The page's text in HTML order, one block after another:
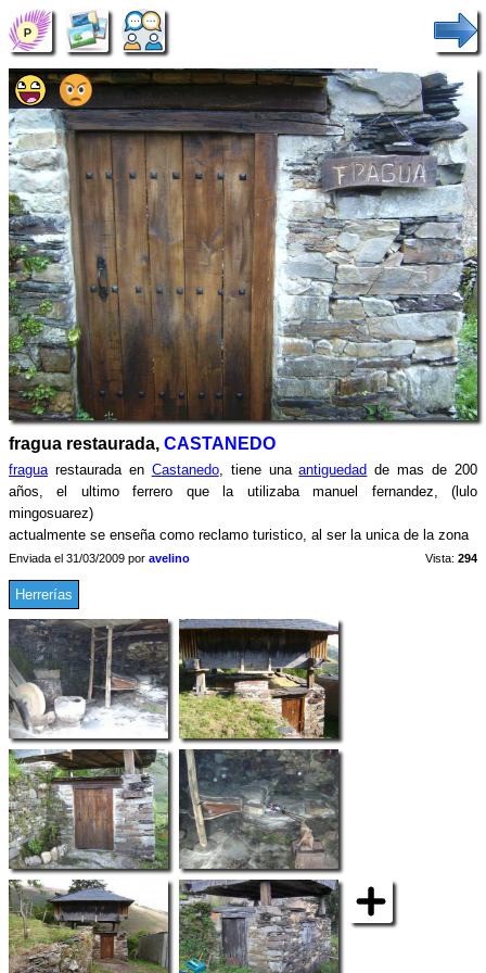
fragua restaurada, CASTANEDO
fraguarestaurada en Castanedo, tiene unaantiguedad de mas de 200
años, el ultimo ferrero que la utilizaba manuel fernandez, (lulo
mingosuarez)
actualmente se enseña como reclamo turistico, al ser la unica de la zona
Enviada el 31/03/2009 por avelino Vista: 294
Herrerías